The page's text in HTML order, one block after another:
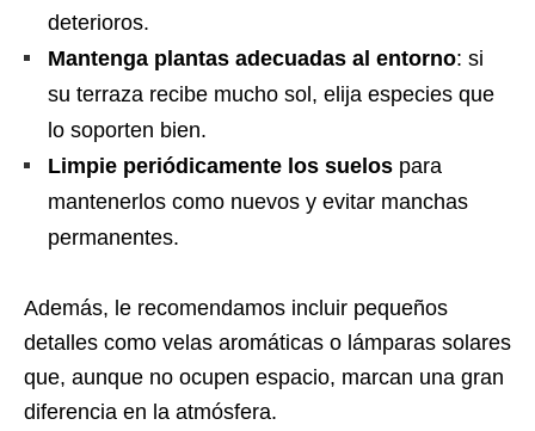
deterioros.
Mantenga plantas adecuadas al entorno: si
su terraza recibe mucho sol, elija especies que
lo soporten bien.
Limpie periódicamente los suelos para
mantenerlos como nuevos y evitar manchas
permanentes.
Además, le recomendamos incluir pequeños
detalles como velas aromáticas o lámparas solares
que, aunque no ocupen espacio, marcan una gran
diferencia en la atmósfera.